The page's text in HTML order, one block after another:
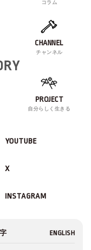
コラム
CHANNEL
チャンネル
PROJECT
自分らしく生きる
YOUTUBE
X
INSTAGRAM